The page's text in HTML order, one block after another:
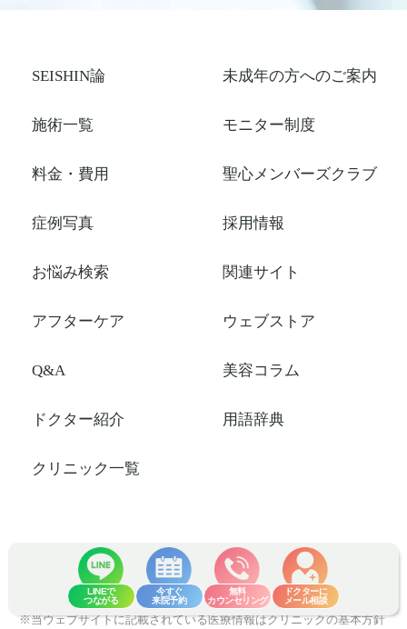
LINEで
つながる
今すぐ
来院予約
無料
カウンセリング
ドクターに
メール相談
SEISHIN論
施術一覧
料金・費用
症例写真
お悩み検索
アフターケア
Q&A
ドクター紹介
クリニック一覧
未成年の方へのご案内
モニター制度
聖心メンバーズクラブ
採用情報
関連サイト
ウェブストア
美容コラム
用語辞典
※当ウェブサイトに掲載されている情報（製品画像、製品名称等を含
む）は、予告なく変更される場合がございますので、予めご了承く
ださい。詳しい情報については、直接クリニックまでお問合せ下さ
※当ウェブサイトに記載されている医療情報はクリニックの基本方針